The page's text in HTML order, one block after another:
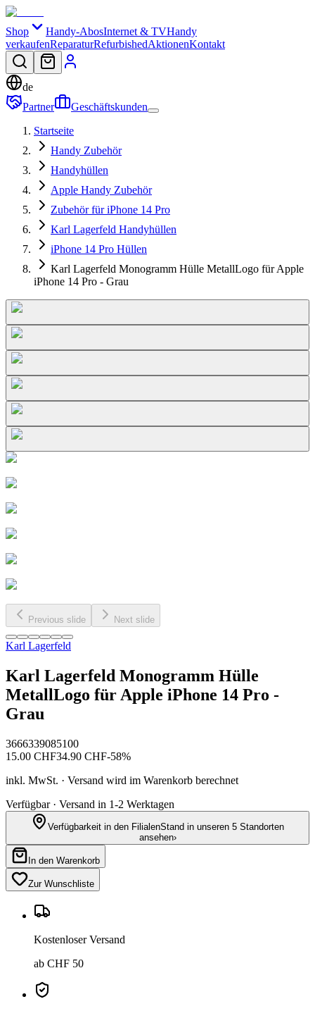
Shop Handy-AbosInternet & TVHandy
verkaufenReparaturRefurbishedAktionenKontakt
de
Partner
Geschäftskunden
Startseite
Handy Zubehör
Handyhüllen
Apple Handy Zubehör
Zubehör für iPhone 14 Pro
Karl Lagerfeld Handyhüllen
iPhone 14 Pro Hüllen
Karl Lagerfeld Monogramm Hülle MetallLogo für Apple
iPhone 14 Pro - Grau
Previous slide Next slide
Karl Lagerfeld
Karl Lagerfeld Monogramm Hülle
MetallLogo für Apple iPhone 14 Pro -
Grau
3666339085100
15.00 CHF34.90 CHF-58%
inkl. MwSt. · Versand wird im Warenkorb berechnet
Verfügbar · Versand in 1-2 Werktagen
Verfügbarkeit in den FilialenStand in unseren 5 Standorten
ansehen›
In den Warenkorb
Zur Wunschliste
Kostenloser Versand
ab CHF 50